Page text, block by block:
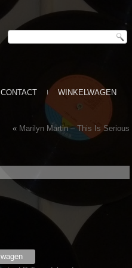
CONTACT
WINKELWAGEN
« Marilyn Martin ‎– This Is Serious